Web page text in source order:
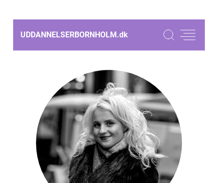
UDDANNELSERBORNHOLM.dk